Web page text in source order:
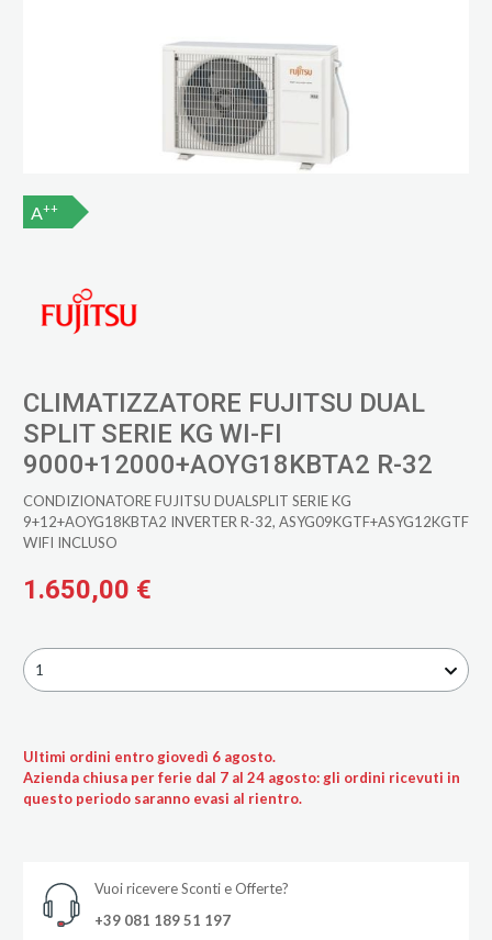
A++
CLIMATIZZATORE FUJITSU DUAL
SPLIT SERIE KG WI-FI
9000+12000+AOYG18KBTA2 R-32
CONDIZIONATORE FUJITSU DUALSPLIT SERIE KG
9+12+AOYG18KBTA2 INVERTER R-32, ASYG09KGTF+ASYG12KGTF
WIFI INCLUSO
1.650,00 €
1
Ultimi ordini entro giovedì 6 agosto.
Azienda chiusa per ferie dal 7 al 24 agosto: gli ordini ricevuti in
questo periodo saranno evasi al rientro.
Vuoi ricevere Sconti e Offerte?
+39 081 189 51 197